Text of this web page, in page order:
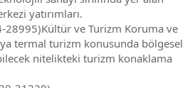
yatırımları.
28995)Kültür ve Turizm Koruma ve
termal turizm konusunda bölgesel
nitelikteki turizm konaklama